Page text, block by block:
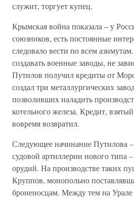
служит, торгует купец.
Крымская война показала – у
союзников, есть постоянные
следовало вести по всем
создавать военные заводы, не
Путилов получил кредиты от
создал три металлургических
позволивших наладить
котельного железа. Кредит,
вовремя возвратил.
Следующее начинание Путилова –
судовой артиллерии нового типа
орудий. На производстве таких
Круппов, монопольно
броненосцам. Между тем на